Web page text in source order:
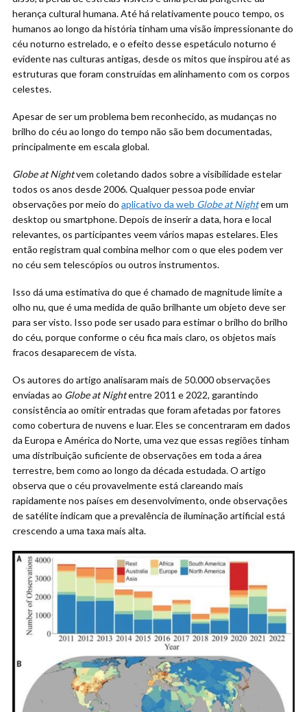
herança cultural humana. Até há relativamente pouco tempo, os
humanos ao longo da história tinham uma visão impressionante do
céu noturno estrelado, e o efeito desse espetáculo noturno é
evidente nas culturas antigas, desde os mitos que inspirou até as
estruturas que foram construídas em alinhamento com os corpos
celestes.
Apesar de ser um problema bem reconhecido, as mudanças no
brilho do céu ao longo do tempo não são bem documentadas,
principalmente em escala global.
Globe at Nightvem coletando dados sobre a visibilidade estelar
todos os anos desde 2006. Qualquer pessoa pode enviar
observações por meio do aplicativo da web Globe at Nightem um
desktop ou smartphone. Depois de inserir a data, hora e local
relevantes, os participantes veem vários mapas estelares. Eles
então registram qual combina melhor com o que eles podem ver
no céu sem telescópios ou outros instrumentos.
Isso dá uma estimativa do que é chamado de magnitude limite a
olho nu, que é uma medida de quão brilhante um objeto deve ser
para ser visto. Isso pode ser usado para estimar o brilho do brilho
do céu, porque conforme o céu fica mais claro, os objetos mais
fracos desaparecem de vista.
Os autores do artigo analisaram mais de 50.000 observações
enviadas ao Globe at Nightentre 2011 e 2022, garantindo
consistência ao omitir entradas que foram afetadas por fatores
como cobertura de nuvens e luar. Eles se concentraram em dados
da Europa e América do Norte, uma vez que essas regiões tinham
uma distribuição suficiente de observações em toda a área
terrestre, bem como ao longo da década estudada. O artigo
observa que o céu provavelmente está clareando mais
rapidamente nos países em desenvolvimento, onde observações
de satélite indicam que a prevalência de iluminação artificial está
crescendo a uma taxa mais alta.